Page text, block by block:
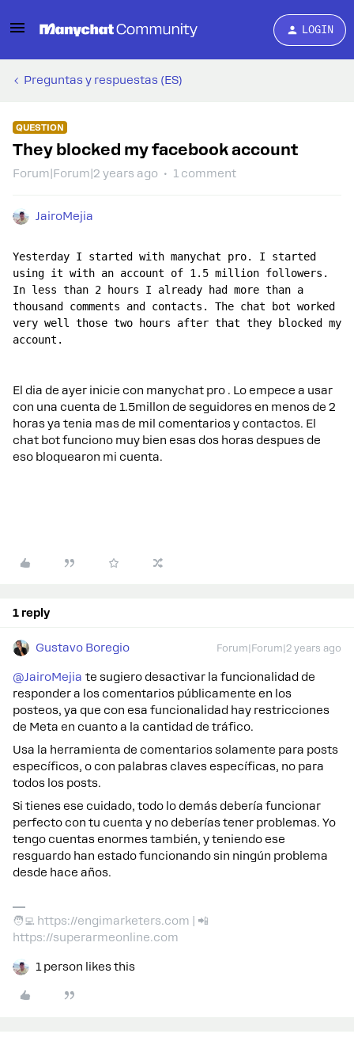
LOGIN
Preguntas y respuestas (ES)
QUESTION
They blocked my facebook account
Forum|Forum|2 years ago 1 comment
JairoMejia
Yesterday I started with manychat pro. I started
using it with an account of 1.5 million followers.
In less than 2 hours I already had more than a
thousand comments and contacts. The chat bot worked
very well those two hours after that they blocked my
account.
El dia de ayer inicie con manychat pro . Lo empece a usar
con una cuenta de 1.5millon de seguidores en menos de 2
horas ya tenia mas de mil comentarios y contactos. El
chat bot funciono muy bien esas dos horas despues de
eso bloquearon mi cuenta.
1 reply
Gustavo Boregio Forum|Forum|2 years ago
@JairoMejia te sugiero desactivar la funcionalidad de
responder a los comentarios públicamente en los
posteos, ya que con esa funcionalidad hay restricciones
de Meta en cuanto a la cantidad de tráfico.
Usa la herramienta de comentarios solamente para posts
específicos, o con palabras claves específicas, no para
todos los posts.
Si tienes ese cuidado, todo lo demás debería funcionar
perfecto con tu cuenta y no deberías tener problemas. Yo
tengo cuentas enormes también, y teniendo ese
resguardo han estado funcionando sin ningún problema
desde hace años.
🧑‍💻 https://engimarketers.com | 📲
https://superarmeonline.com
1 person likes this